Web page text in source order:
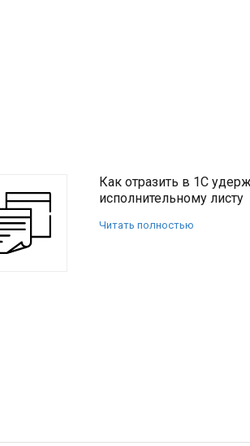
Как отразить в 1С
исполнительному листу
Читать полностью